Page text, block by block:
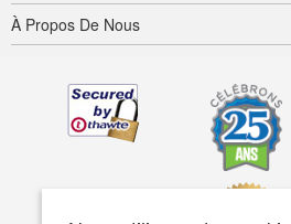
À Propos De Nous